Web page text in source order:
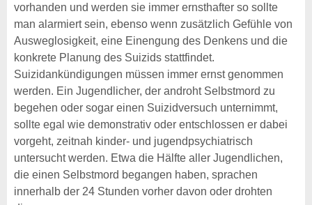
vorhanden und werden sie immer ernsthafter so sollte
man alarmiert sein, ebenso wenn zusätzlich Gefühle von
Ausweglosigkeit, eine Einengung des Denkens und die
konkrete Planung des Suizids stattfindet.
Suizidankündigungen müssen immer ernst genommen
werden. Ein Jugendlicher, der androht Selbstmord zu
begehen oder sogar einen Suizidversuch unternimmt,
sollte egal wie demonstrativ oder entschlossen er dabei
vorgeht, zeitnah kinder- und jugendpsychiatrisch
untersucht werden. Etwa die Hälfte aller Jugendlichen,
die einen Selbstmord begangen haben, sprachen
innerhalb der 24 Stunden vorher davon oder drohten